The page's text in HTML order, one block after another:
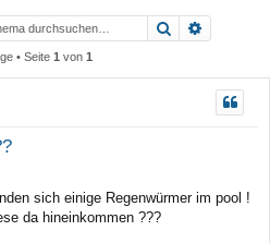
Suche
• Seite 1 von 1
sich einige Regenwürmer im pool !
da hineinkommen ???